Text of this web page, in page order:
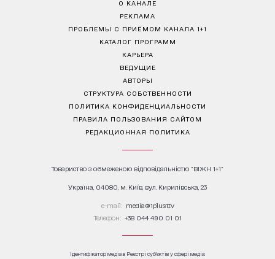
О КАНАЛЕ
РЕКЛАМА
ПРОБЛЕМЫ С ПРИЁМОМ КАНАЛА 1+1
КАТАЛОГ ПРОГРАММ
КАРЬЕРА
ВЕДУЩИЕ
АВТОРЫ
СТРУКТУРА СОБСТВЕННОСТИ
ПОЛИТИКА КОНФИДЕНЦИАЛЬНОСТИ
ПРАВИЛА ПОЛЬЗОВАНИЯ САЙТОМ
РЕДАКЦИОННАЯ ПОЛИТИКА
Товариство з обмеженою відповідальністю "ВІЖН 1+1"
Україна, 04080, м. Київ, вул. Кирилівська, 23
е-mail: media@1plus1.tv
Телефон: +38 044 490 01 01
Ідентифікатор медіа в Реєстрі суб’єктів у сфері медіа: